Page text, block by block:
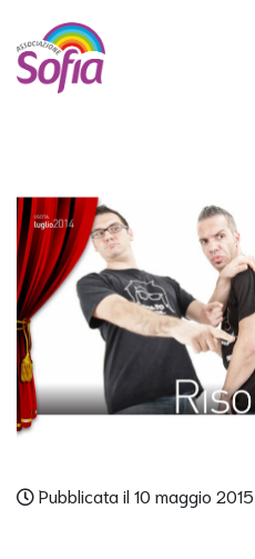
Pubblicata il 10 maggio 2015